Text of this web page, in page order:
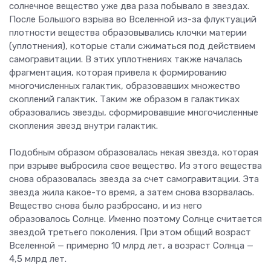
солнечное вещество уже два раза побывало в звездах.
После Большого взрыва во Вселенной из-за флуктуаций
плотности вещества образовывались клочки материи
(уплотнения), которые стали сжиматься под действием
самогравитации. В этих уплотнениях также началась
фрагментация, которая привела к формированию
многочисленных галактик, образовавших множество
скоплений галактик. Таким же образом в галактиках
образовались звезды, сформировавшие многочисленные
скопления звезд внутри галактик.
Подобным образом образовалась некая звезда, которая
при взрыве выбросила свое вещество. Из этого вещества
снова образовалась звезда за счет самогравитации. Эта
звезда жила какое-то время, а затем снова взорвалась.
Вещество снова было разбросано, и из него
образовалось Солнце. Именно поэтому Солнце считается
звездой третьего поколения. При этом общий возраст
Вселенной — примерно 10 млрд лет, а возраст Солнца —
4,5 млрд лет.